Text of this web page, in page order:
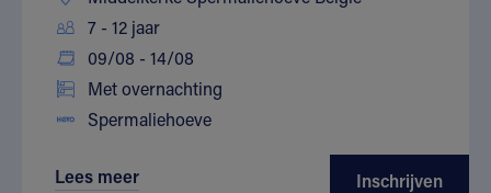
7 - 12 jaar
09/08 - 14/08
Met overnachting
Spermaliehoeve
Lees meer Inschrijven